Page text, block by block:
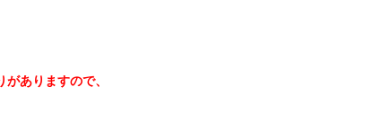
ありますので、